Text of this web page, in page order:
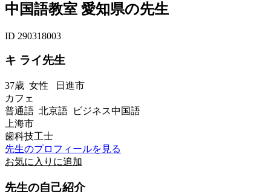
中国語教室 愛知県の先生
ID 290318003
キ ライ先生
37歳 女性 日進市
カフェ
普通語 北京語 ビジネス中国語
上海市
歯科技工士
先生のプロフィールを見る
お気に入りに追加
先生の自己紹介